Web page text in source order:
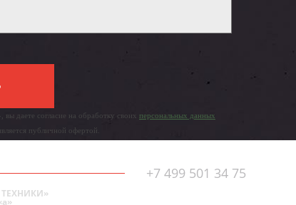
даете согласие на обработку своих персональных данных
публичной офертой.
+7 499 501 34 75